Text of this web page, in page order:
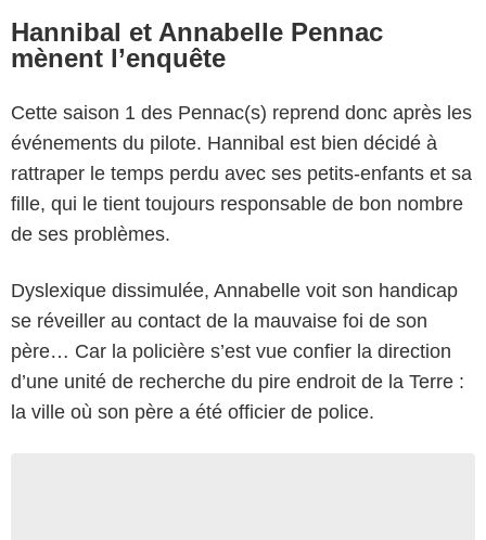
Hannibal et Annabelle Pennac
mènent l’enquête
Cette saison 1 des Pennac(s) reprend donc après les
événements du pilote. Hannibal est bien décidé à
rattraper le temps perdu avec ses petits-enfants et sa
fille, qui le tient toujours responsable de bon nombre
de ses problèmes.
Dyslexique dissimulée, Annabelle voit son handicap
se réveiller au contact de la mauvaise foi de son
père… Car la policière s’est vue confier la direction
d’une unité de recherche du pire endroit de la Terre :
la ville où son père a été officier de police.